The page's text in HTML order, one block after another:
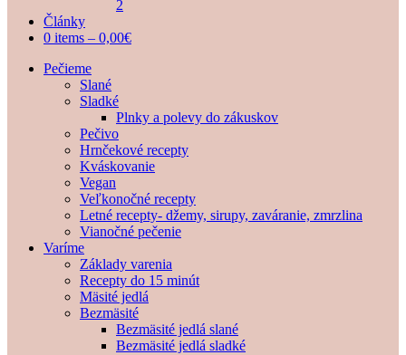
2
Články
0 items – 0,00€
Pečieme
Slané
Sladké
Plnky a polevy do zákuskov
Pečivo
Hrnčekové recepty
Kváskovanie
Vegan
Veľkonočné recepty
Letné recepty- džemy, sirupy, zaváranie, zmrzlina
Vianočné pečenie
Varíme
Základy varenia
Recepty do 15 minút
Mäsité jedlá
Bezmäsité
Bezmäsité jedlá slané
Bezmäsité jedlá sladké